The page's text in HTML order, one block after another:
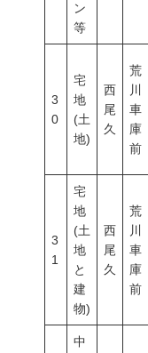
ン
等
3
0
宅
地
(土
地)
西
尾
久
荒
川
車
庫
前
3
1
宅
地
(土
地
と
建
物)
西
尾
久
荒
川
車
庫
前
中